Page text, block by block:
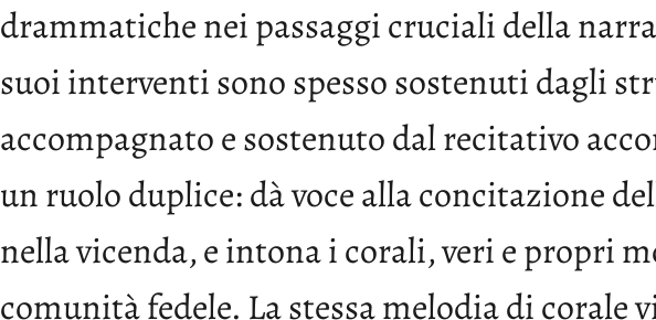
drammatiche nei passaggi cruciali della
suoi interventi sono spesso sostenuti dagli
accompagnato e sostenuto dal recitativo
un ruolo duplice: dà voce alla concitazione
nella vicenda, e intona i corali, veri e propri
comunità fedele. La stessa melodia di corale